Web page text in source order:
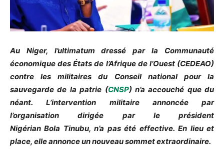
Au Niger, l’ultimatum dressé par la Communauté
économique des États de l’Afrique de l’Ouest (CEDEAO)
contre les militaires du Conseil national pour la
sauvegarde de la patrie (CNSP)n’a accouché que du
néant. L’intervention militaire annoncée par
l’organisation dirigée par le président
NigérianBola Tinubu, n’a pas été effective. En lieu et
place, elle annonce un nouveau sommet extraordinaire.